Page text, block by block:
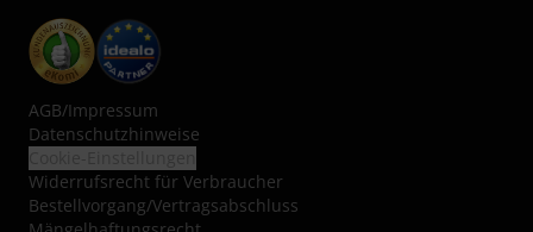
AGB/Impressum
Datenschutzhinweise
Widerrufsrecht für Verbraucher
Bestellvorgang/Vertragsabschluss